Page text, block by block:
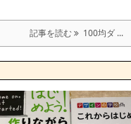
記事を読む 100均ダ ...